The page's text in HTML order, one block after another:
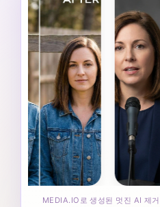
MEDIA.IO로 생성된 멋진 AI 제